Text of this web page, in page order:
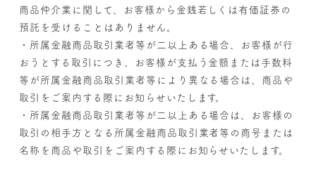
商品仲介業に関して、お客様から金銭若しくは有価証券の
預託を受けることはありません。
・所属金融商品取引業者等が二以上ある場合、お客様が行
おうとする取引につき、お客様が支払う金額または手数料
等が所属金融商品取引業者等により異なる場合は、商品や
取引をご案内する際にお知らせいたします。
・所属金融商品取引業者等が二以上ある場合は、お客様の
取引の相手方となる所属金融商品取引業者等の商号または
名称を商品や取引をご案内する際にお知らせいたします。